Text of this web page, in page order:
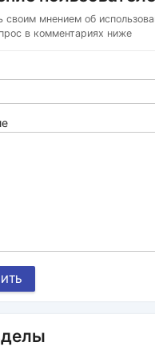
своим мнением об
в комментариях ниже